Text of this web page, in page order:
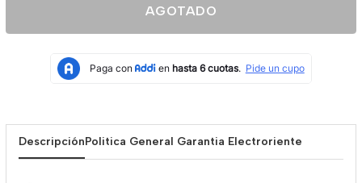
AGOTADO
DescripciónPolitica General Garantia Electroriente